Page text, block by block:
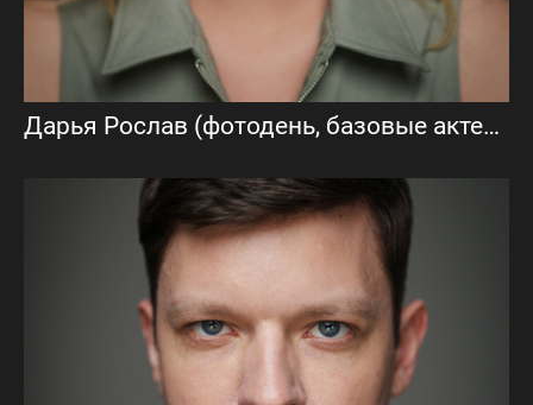
Дарья Рослав (фотодень, базовые актерские фото)